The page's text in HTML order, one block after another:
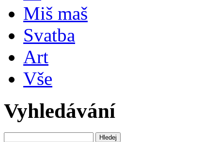
Miš maš
Svatba
Art
Vše
Vyhledávání